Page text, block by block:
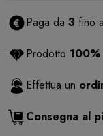
Paga da 3 fino a
Prodotto
Effettua un
Consegna al